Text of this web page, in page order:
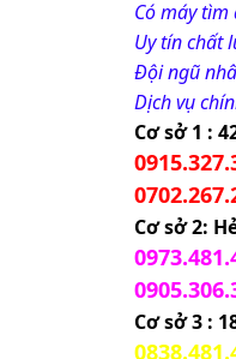
Có máy
Uy tín chất
Đội ngũ
Dịch vụ
Cơ sở 1 :
Cơ sở 2:
Cơ sở 3 :